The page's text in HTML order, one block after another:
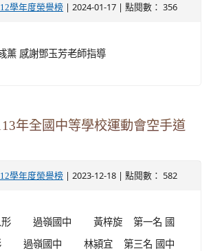
學年度榮譽榜 | 2024-01-17 | 點閱數： 356
薰 感謝鄧玉芳老師指導
年全國中等學校運動會空手道
學年度榮譽榜 | 2023-12-18 | 點閱數： 582
人形 過嶺國中 黃梓旋 第一名 國
形 過嶺國中 林潁宜 第三名 國中